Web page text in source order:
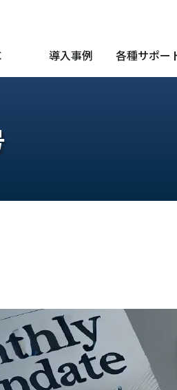
導入事例 各種サポー